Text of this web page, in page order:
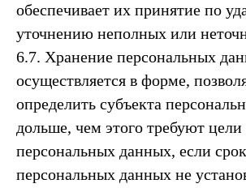
обеспечивает их принятие по
уточнению неполных или
6.7. Хранение персональных
осуществляется в форме,
определить субъекта
дольше, чем этого требуют цели
персональных данных, если
персональных данных не